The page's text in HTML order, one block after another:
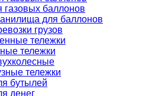
газовых баллонов
для баллонов
грузов
тележки
тележки
тележки
бутылей
денег